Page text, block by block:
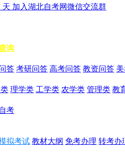
天 加入湖北自考网微信交流群
询
答 考研问答 高考问答 教资问答
理学类 工学类 农学类 管理类 教
考
拟考试 教材大纲 免考办理 转考办